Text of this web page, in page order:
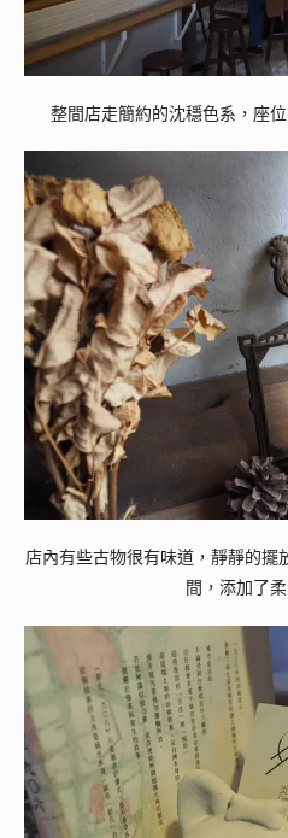
整間店走簡約的沈穩色系， 座
店內有些古物很有味道，靜靜的擺
間，添加了